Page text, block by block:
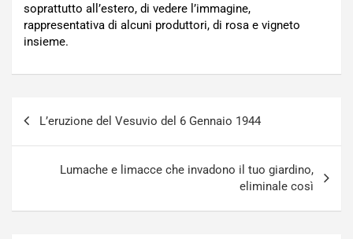
soprattutto all’estero, di vedere l’immagine,
rappresentativa di alcuni produttori, di rosa e vigneto
insieme.
L’eruzione del Vesuvio del 6 Gennaio 1944
Lumache e limacce che invadono il tuo giardino,
eliminale così